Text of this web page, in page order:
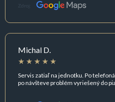
Zdroj:
Michal D.
Servis zatiaľ na jednotku. Po
po návšteve problém vyriešený do